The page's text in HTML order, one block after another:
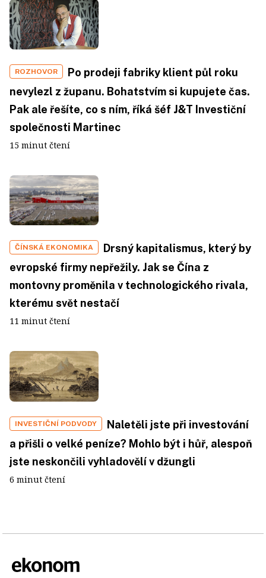
ROZHOVOR
Po prodeji fabriky klient půl roku
nevylezl z županu. Bohatstvím si kupujete čas.
Pak ale řešíte, co s ním, říká šéf J&T Investiční
společnosti Martinec
15 minut čtení
ČÍNSKÁ EKONOMIKA
Drsný kapitalismus, který by
evropské firmy nepřežily. Jak se Čína z
montovny proměnila v technologického rivala,
kterému svět nestačí
11 minut čtení
INVESTIČNÍ PODVODY
Naletěli jste při investování
a přišli o velké peníze? Mohlo být i hůř, alespoň
jste neskončili vyhladovělí v džungli
6 minut čtení